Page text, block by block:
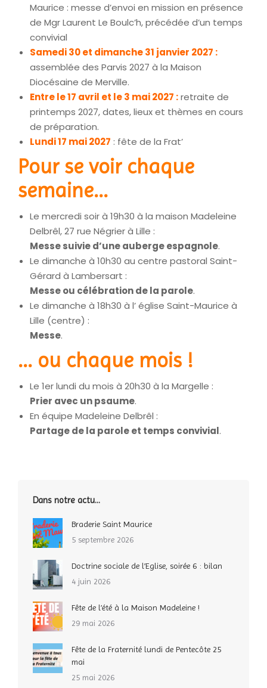
Maurice : messe d’envoi en mission en présence
de Mgr Laurent Le Boulc’h, précédée d’un temps
convivial
Samedi 30 et dimanche 31 janvier 2027 :
assemblée des Parvis 2027 à la Maison
Diocésaine de Merville.
Entre le 17 avril et le 3 mai 2027 :retraite de
printemps 2027, dates, lieux et thèmes en cours
de préparation.
Lundi 17 mai 2027 : fête de la Frat’
Pour se voir chaque
semaine...
Le mercredi soir à 19h30 à la maison Madeleine
Delbrêl, 27 rue Négrier à Lille :
Messe suivie d’une auberge espagnole.
Le dimanche à 10h30 au centre pastoral Saint-
Gérard à Lambersart :
Messe ou célébration de la parole.
Le dimanche à 18h30 à l’ église Saint-Maurice à
Lille (centre) :
Messe.
... ou chaque mois !
Le 1er lundi du mois à 20h30 à la Margelle :
Prier avec un psaume.
En équipe Madeleine Delbrêl :
Partage de la parole et temps convivial.
Dans notre actu…
Braderie Saint Maurice
5 septembre 2026
Doctrine sociale de l’Eglise, soirée 6 : bilan
4 juin 2026
Fête de l’été à la Maison Madeleine !
29 mai 2026
Fête de la Fraternité lundi de Pentecôte 25
mai
25 mai 2026